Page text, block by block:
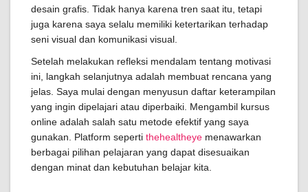
desain grafis. Tidak hanya karena tren saat itu, tetapi
juga karena saya selalu memiliki ketertarikan terhadap
seni visual dan komunikasi visual.
Setelah melakukan refleksi mendalam tentang motivasi
ini, langkah selanjutnya adalah membuat rencana yang
jelas. Saya mulai dengan menyusun daftar keterampilan
yang ingin dipelajari atau diperbaiki. Mengambil kursus
online adalah salah satu metode efektif yang saya
gunakan. Platform seperti thehealtheye menawarkan
berbagai pilihan pelajaran yang dapat disesuaikan
dengan minat dan kebutuhan belajar kita.